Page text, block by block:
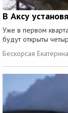
В Аксу
Уже в первом
будут открыты
Бескорсая Екатерина